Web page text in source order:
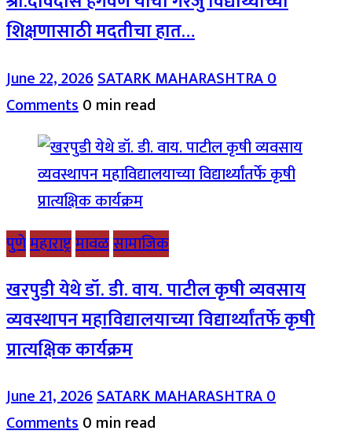
शिक्षणासाठी मदतीचा हात…
June 22, 2026SATARK MAHARASHTRA0
Comments0 min read
पुणेमहाराष्ट्रमावळसामाजिक
खरपुडी येथे डॉ. डी. वाय. पाटील कृषी व्यवसाय
व्यवस्थापन महाविद्यालयाच्या विद्यार्थ्यांतर्फे कृषी
प्रात्यक्षिक कार्यक्रम
June 21, 2026SATARK MAHARASHTRA0
Comments0 min read